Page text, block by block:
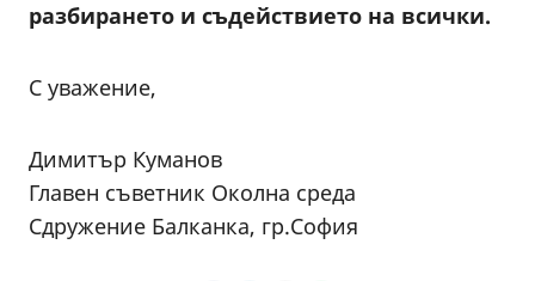
разбирането и съдействието на всички.
С уважение,
Димитър Куманов
Главен съветник Околна среда
Сдружение Балканка, гр.София